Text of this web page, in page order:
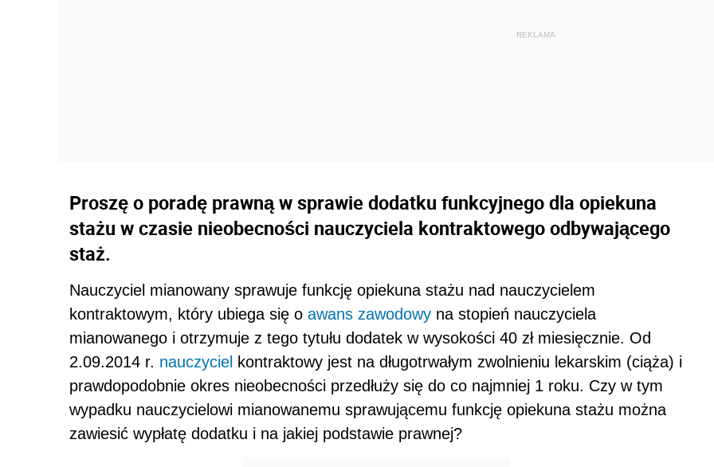
Proszę o poradę prawną w sprawie dodatku funkcyjnego dla opiekuna
stażu w czasie nieobecności nauczyciela kontraktowego odbywającego
staż.
Nauczyciel mianowany sprawuje funkcję opiekuna stażu nad nauczycielem
kontraktowym, który ubiega się o awans zawodowy na stopień nauczyciela
mianowanego i otrzymuje z tego tytułu dodatek w wysokości 40 zł miesięcznie. Od
2.09.2014 r. nauczyciel kontraktowy jest na długotrwałym zwolnieniu lekarskim (ciąża) i
prawdopodobnie okres nieobecności przedłuży się do co najmniej 1 roku. Czy w tym
wypadku nauczycielowi mianowanemu sprawującemu funkcję opiekuna stażu można
zawiesić wypłatę dodatku i na jakiej podstawie prawnej?